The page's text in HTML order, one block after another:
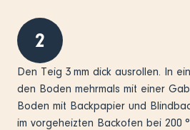
2
Den Teig 3 mm dick ausrollen. In
den Boden mehrmals mit einer
Boden mit Backpapier und
im vorgeheizten Backofen bei 200